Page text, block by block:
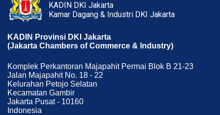
KADIN DKI Jakarta
Kamar Dagang & Industri DKI Jakarta
KADIN Provinsi DKI Jakarta
(Jakarta Chambers of Commerce & Industry)
Komplek Perkantoran Majapahit Permai Blok B 21-23
Jalan Majapahit No. 18 - 22
Kelurahan Petojo Selatan
Kecamatan Gambir
Jakarta Pusat - 10160
Indonesia